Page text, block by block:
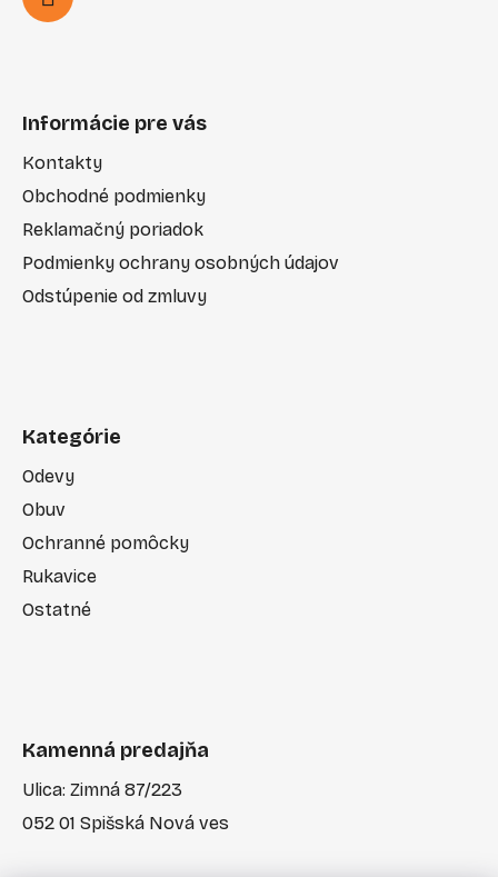
Informácie pre vás
Kontakty
Obchodné podmienky
Reklamačný poriadok
Podmienky ochrany osobných údajov
Odstúpenie od zmluvy
Kategórie
Odevy
Obuv
Ochranné pomôcky
Rukavice
Ostatné
Kamenná predajňa
Ulica: Zimná 87/223
052 01 Spišská Nová ves